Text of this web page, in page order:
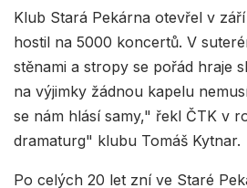
Klub Stará Pekárna otevřel v
hostil na 5000 koncertů. V
stěnami a stropy se pořád hraje
na výjimky žádnou kapelu
se nám hlásí samy," řekl ČTK v
dramaturg" klubu Tomáš Kytnar.
Po celých 20 let zní ve Staré